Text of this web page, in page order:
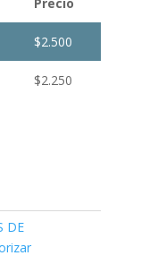
Precio
$2.500
$2.250
DE